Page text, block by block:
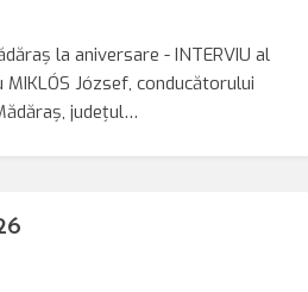
la aniversare - INTERVIU al
József, conducătorului
județul…